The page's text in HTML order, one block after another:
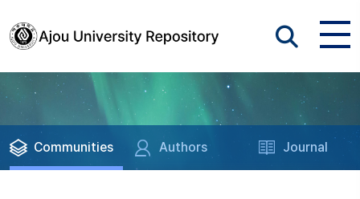
Communities Authors Journal